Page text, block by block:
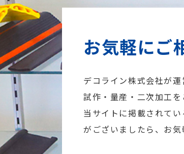
お気軽にご
デコライン株式会社が
試作・量産・二次加工を
当サイトに掲載されて
がございましたら、お気